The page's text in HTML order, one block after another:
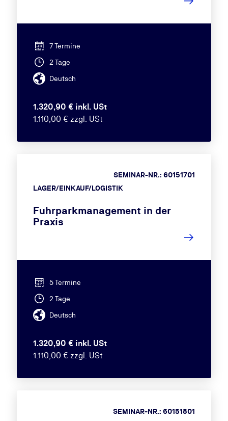
7 Termine
2 Tage
Deutsch
1.320,90 € inkl. USt
1.110,00 € zzgl. USt
LAGER/EINKAUF/LOGISTIK
SEMINAR-NR.: 60151701
Fuhrparkmanagement in der
Praxis
5 Termine
2 Tage
Deutsch
1.320,90 € inkl. USt
1.110,00 € zzgl. USt
SEMINAR-NR.: 60151801